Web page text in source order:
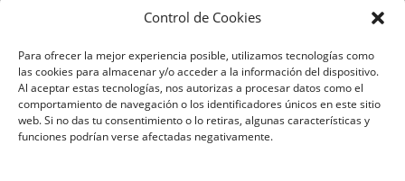
Control de Cookies
Para ofrecer la mejor experiencia posible, utilizamos tecnologías como
las cookies para almacenar y/o acceder a la información del dispositivo.
Al aceptar estas tecnologías, nos autorizas a procesar datos como el
comportamiento de navegación o los identificadores únicos en este sitio
web. Si no das tu consentimiento o lo retiras, algunas características y
funciones podrían verse afectadas negativamente.
Viajes en moto organizados
Más Visto
Viajes en moto India
Viajes en moto Nicaragua